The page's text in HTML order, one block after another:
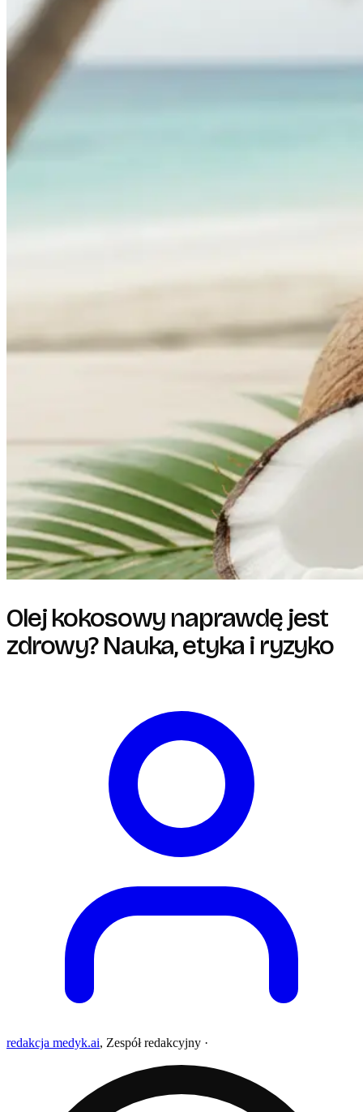
Olej kokosowy naprawdę jest
zdrowy? Nauka, etyka i ryzyko
redakcja medyk.ai, Zespół redakcyjny ·